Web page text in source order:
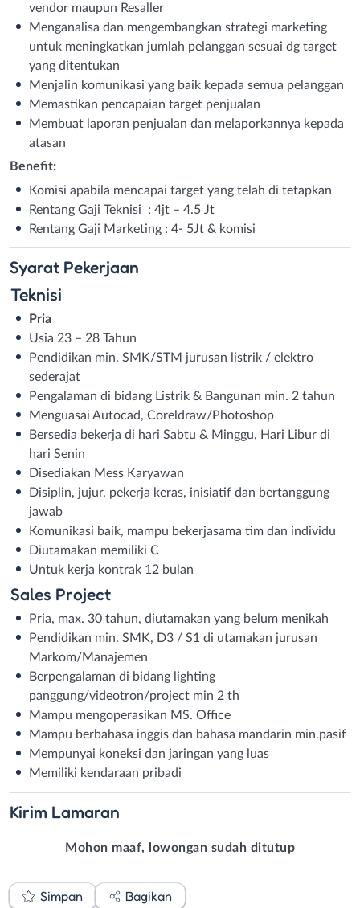
vendor maupun Resaller
Menganalisa dan mengembangkan strategi marketing
untuk meningkatkan jumlah pelanggan sesuai dg target
yang ditentukan
Menjalin komunikasi yang baik kepada semua pelanggan
Memastikan pencapaian target penjualan
Membuat laporan penjualan dan melaporkannya kepada
atasan
Benefit:
Komisi apabila mencapai target yang telah di tetapkan
Rentang Gaji Teknisi : 4jt – 4.5 Jt
Rentang Gaji Marketing : 4- 5Jt & komisi
Syarat Pekerjaan
Teknisi
Pria
Usia 23 – 28 Tahun
Pendidikan min. SMK/STM jurusan listrik / elektro
sederajat
Pengalaman di bidang Listrik & Bangunan min. 2 tahun
Menguasai Autocad, Coreldraw/Photoshop
Bersedia bekerja di hari Sabtu & Minggu, Hari Libur di
hari Senin
Disediakan Mess Karyawan
Disiplin, jujur, pekerja keras, inisiatif dan bertanggung
jawab
Komunikasi baik, mampu bekerjasama tim dan individu
Diutamakan memiliki C
Untuk kerja kontrak 12 bulan
Sales Project
Pria, max. 30 tahun, diutamakan yang belum menikah
Pendidikan min. SMK, D3 / S1 di utamakan jurusan
Markom/Manajemen
Berpengalaman di bidang lighting
panggung/videotron/project min 2 th
Mampu mengoperasikan MS. Office
Mampu berbahasa inggis dan bahasa mandarin min.pasif
Mempunyai koneksi dan jaringan yang luas
Memiliki kendaraan pribadi
Kirim Lamaran
Mohon maaf, lowongan sudah ditutup
Simpan Bagikan